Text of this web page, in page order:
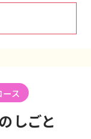
ース
しごと